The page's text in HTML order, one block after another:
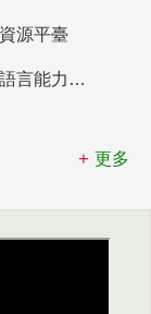
源平臺
臺灣台語語言能力認證網站
更多